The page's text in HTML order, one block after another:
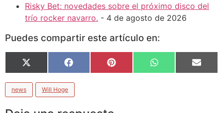
Risky Bet: novedades sobre el próximo disco del
trío rocker navarro. - 4 de agosto de 2026
Puedes compartir este artículo en:
X
(Twitter)
Facebook Pinterest WhatsApp Email
news Will Hoge